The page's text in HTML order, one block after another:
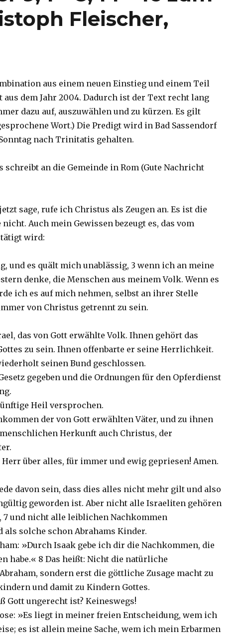
Fleischer,
aus einem neuen Einstieg und einem Teil
aus dem Jahr 2004. Dadurch ist der Text recht lang
dazu auf, auszuwählen und zu kürzen. Es gilt
Wort.) Die Predigt wird in Bad Sassendorf
nach Trinitatis gehalten.
schreibt an die Gemeinde in Rom (Gute Nachricht
sage, rufe ich Christus als Zeugen an. Es ist die
Auch mein Gewissen bezeugt es, das vom
wird:
und es quält mich unablässig, 3 wenn ich an meine
denke, die Menschen aus meinem Volk. Wenn es
ich es auf mich nehmen, selbst an ihrer Stelle
von Christus getrennt zu sein.
das von Gott erwählte Volk. Ihnen gehört das
zu sein. Ihnen offenbarte er seine Herrlichkeit.
seinen Bund geschlossen.
gegeben und die Ordnungen für den Opferdienst
Heil versprochen.
der von Gott erwählten Väter, und zu ihnen
Herkunft auch Christus, der
Herr über alles, für immer und ewig gepriesen! Amen.
davon sein, dass dies alles nicht mehr gilt und also
geworden ist. Aber nicht alle Israeliten gehören
und nicht alle leiblichen Nachkommen
als solche schon Abrahams Kinder.
»Durch Isaak gebe ich dir die Nachkommen, die
habe.« 8 Das heißt: Nicht die natürliche
sondern erst die göttliche Zusage macht zu
und damit zu Kindern Gottes.
Gott ungerecht ist? Keineswegs!
»Es liegt in meiner freien Entscheidung, wem ich
es ist allein meine Sache, wem ich mein Erbarmen